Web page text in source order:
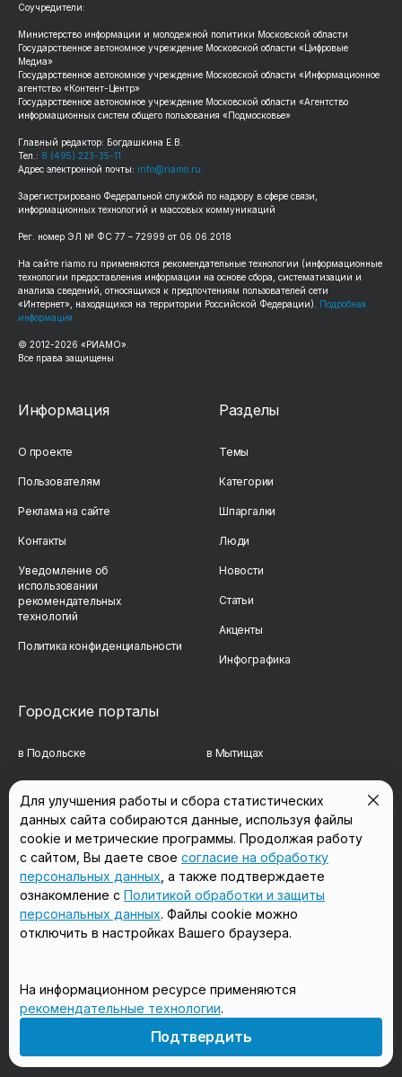
Соучредители:
Министерство информации и молодежной политики Московской области
Государственное автономное учреждение Московской области «Цифровые
Медиа»
Государственное автономное учреждение Московской области «Информационное
агентство «Контент-Центр»
Государственное автономное учреждение Московской области «Агентство
информационных систем общего пользования «Подмосковье»
Главный редактор: Богдашкина Е.В.
Тел.: 8 (495) 223-35-11
Адрес электронной почты: info@riamo.ru
Зарегистрировано Федеральной службой по надзору в сфере связи,
информационных технологий и массовых коммуникаций
Рег. номер ЭЛ № ФС 77 – 72999 от 06.06.2018
На сайте riamo.ru применяются рекомендательные технологии (информационные
технологии предоставления информации на основе сбора, систематизации и
анализа сведений, относящихся к предпочтениям пользователей сети
«Интернет», находящихся на территории Российской Федерации). Подробная
информация
© 2012-2026 «РИАМО».
Все права защищены
Информация
О проекте
Пользователям
Реклама на сайте
Контакты
Уведомление об
использовании
рекомендательных
технологий
Политика конфиденциальности
Разделы
Темы
Категории
Шпаргалки
Люди
Новости
Статьи
Акценты
Инфографика
Городские порталы
в Подольске в Мытищах
в Реутове
в Сергиевом Посаде в Люберцах
в Красногорске в Королёве
в Домодедово в Щёлково
18+
Мы в соцсетях
Для улучшения работы и сбора статистических
данных сайта собираются данные, используя файлы
cookie и метрические программы. Продолжая работу
с сайтом, Вы даете свое согласие на обработку
персональных данных , а также подтверждаете
ознакомление с Политикой обработки и защиты
персональных данных. Файлы cookie можно
отключить в настройках Вашего браузера.
На информационном ресурсе применяются
рекомендательные технологии.
Подтвердить